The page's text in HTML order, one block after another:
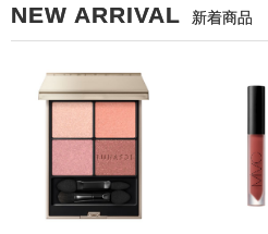
NEW ARRIVAL 新着商品